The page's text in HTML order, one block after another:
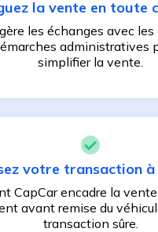
la vente en toute
les échanges avec
administratives
simplifier la vente.
votre transaction à
CapCar encadre la
avant remise du
transaction sûre.